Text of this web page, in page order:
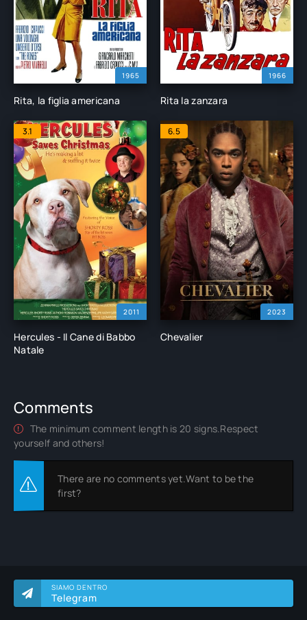
SIAMO DENTRO
Telegram
1965
Rita, la figlia americana
1966
Rita la zanzara
2011
3.1
Hercules - Il Cane di Babbo
Natale
2023
6.5
Chevalier
Comments
The minimum comment length is 20 signs.Respect
yourself and others!
There are no comments yet.Want to be the
first?